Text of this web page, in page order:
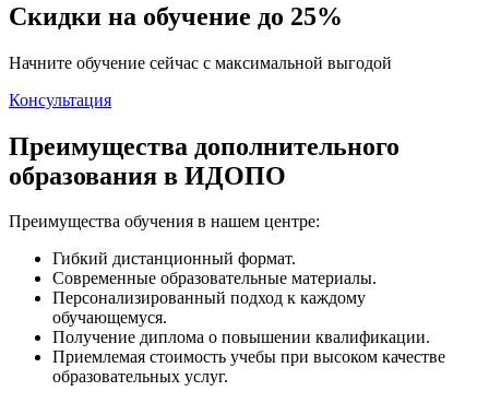
Скидки на обучение до 25%
Начните обучение сейчас с максимальной выгодой
Консультация
Преимущества дополнительного
образования в ИДОПО
Преимущества обучения в нашем центре:
Гибкий дистанционный формат.
Современные образовательные материалы.
Персонализированный подход к каждому
обучающемуся.
Получение диплома о повышении квалификации.
Приемлемая стоимость учебы при высоком качестве
образовательных услуг.